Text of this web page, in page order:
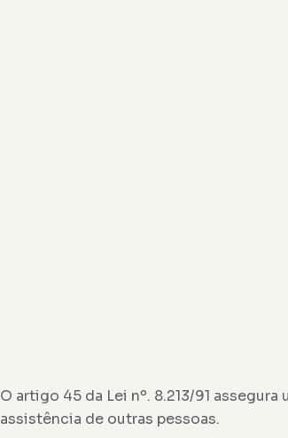
O artigo 45 da Lei nº. 8.213/91
assistência de outras pessoas.